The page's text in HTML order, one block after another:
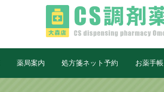
薬局案内 処方箋ネット予約 お薬手帳